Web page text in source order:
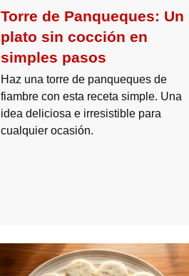
Torre de Panqueques: Un
plato sin cocción en
simples pasos
Haz una torre de panqueques de
fiambre con esta receta simple. Una
idea deliciosa e irresistible para
cualquier ocasión.